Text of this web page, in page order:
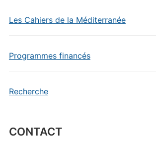
Les Cahiers de la Méditerranée
Programmes financés
Recherche
CONTACT